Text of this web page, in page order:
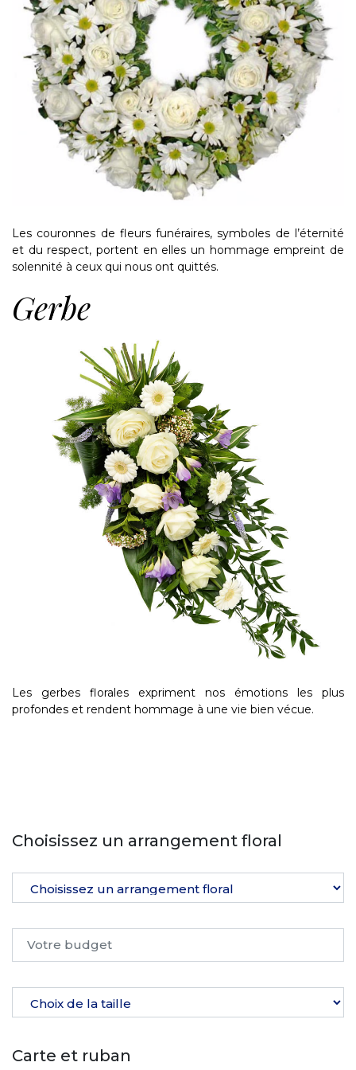
Les couronnes de fleurs funéraires, symboles de l’éternité
et du respect, portent en elles un hommage empreint de
solennité à ceux qui nous ont quittés.
Gerbe
Les gerbes florales expriment nos émotions les plus
profondes et rendent hommage à une vie bien vécue.
Choisissez un arrangement floral
Carte et ruban